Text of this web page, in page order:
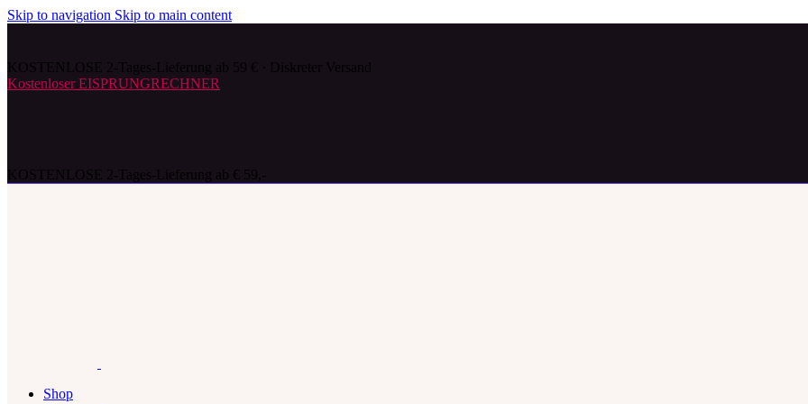
Skip to navigation Skip to main content
Kostenloser EISPRUNGRECHNER
Shop